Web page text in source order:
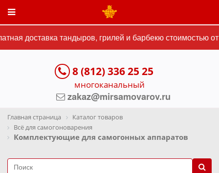
доставка тандыров, грилей и барбекю стоимостью от
8 (812) 336 25 25
многоканальный
zakaz@mirsamovarov.ru
Главная страница
Каталог товаров
Всё для самогоноварения
Комплектующие для самогонных аппаратов